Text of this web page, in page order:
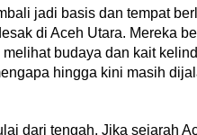
jadi basis dan tempat
di Aceh Utara. Mereka
budaya dan kait
hingga kini masih
dari tengah. Jika sejarah